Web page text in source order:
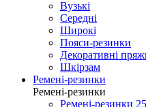
Вузькі
Середні
Широкі
Пояси-резинки
Декоративні
Шкірзам
Ремені-резинки
Ремені-резинки
Ремені-резинки